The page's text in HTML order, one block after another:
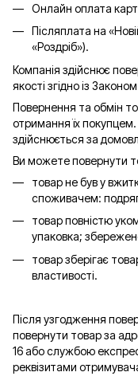
Онлайн оплата
Післяплата на
«Роздріб»).
Компанія здійснює
якості згідно із
Повернення та обмін
отримання їх
здійснюється за
Ви можете повернути
товар не був у
споживачем:
товар повністю
упаковка;
товар зберігає
властивості.
Після узгодження
повернути товар за
16 або службою
реквізитами